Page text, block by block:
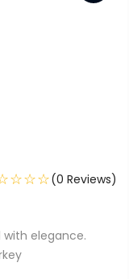
(0 Reviews)
with elegance.